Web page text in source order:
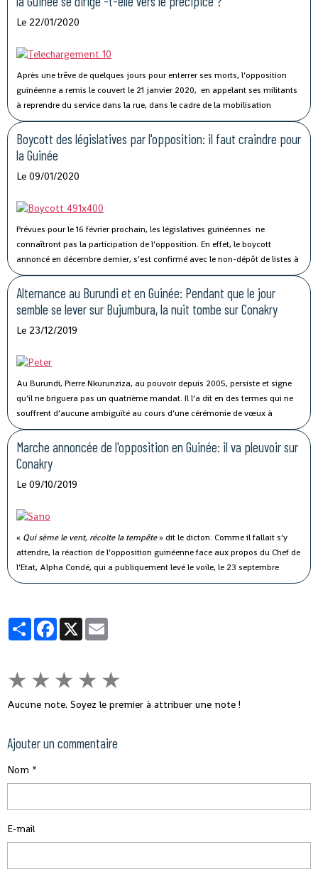
Le 22/01/2020
Après une trêve de quelques jours pour enterrer ses morts, l’opposition
guinéenne a remis le couvert le 21 janvier 2020, en appelant ses militants
à reprendre du service dans la rue, dans le cadre de la mobilisation
«massive» et «illimitée» qu’elle a lancée pour faire barrage aux velléités
de modification constitutionnelle du président Alpha Condé à l’effet de
s’ouvrir les portes d’un troisième mandat à la tête de l’Etat.
Boycott des législatives par l'opposition: il faut craindre pour
la Guinée
Le 09/01/2020
Prévues pour le 16 février prochain, les législatives guinéennes ne
connaîtront pas la participation de l’opposition. En effet, le boycott
annoncé en décembre dernier, s’est confirmé avec le non-dépôt de listes à
la date de clôture, par les grandes formations politiques qui, réunies au
sein du Front national pour la défense de la Constitution (FNDC) avec des
organisations de la société civile, sont depuis plusieurs mois en croisade
contre un troisième mandat du président Alpha Condé.
Alternance au Burundi et en Guinée: Pendant que le jour
semble se lever sur Bujumbura, la nuit tombe sur Conakry
Le 23/12/2019
Au Burundi, Pierre Nkurunziza, au pouvoir depuis 2005, persiste et signe
qu’il ne briguera pas un quatrième mandat. Il l’a dit en des termes qui ne
souffrent d’aucune ambiguïté au cours d’une cérémonie de vœux à
l’adresse des corps de défense, de sécurité et du renseignement, le
vendredi dernier à Gitega, la nouvelle capitale.
Marche annoncée de l'opposition en Guinée: il va pleuvoir sur
Conakry
Le 09/10/2019
« Qui sème le vent, récolte la tempête» dit le dicton. Comme il fallait s’y
attendre, la réaction de l’opposition guinéenne face aux propos du Chef de
l’Etat, Alpha Condé, qui a publiquement levé le voile, le 23 septembre
dernier, sur son intention de modifier la Constitution pour briguer un
PartagerFacebook
X
★ ★ ★ ★ ★
Aucune note. Soyez le premier à attribuer une note !
Ajouter un commentaire
Nom
E-mail